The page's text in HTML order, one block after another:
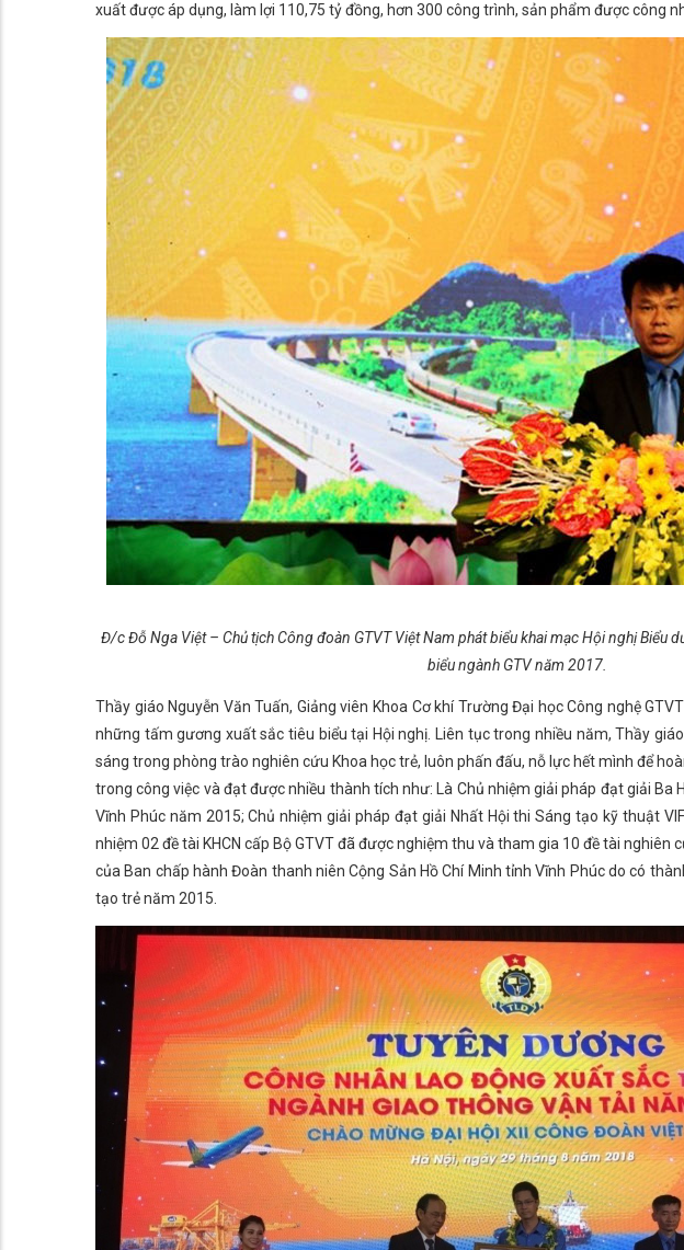
xuất được áp dụng, làm lợi 110,75 tỷ đồng, hơn 300 công trình, sản phẩm được công
Đ/c Đỗ Nga Việt – Chủ tịch Công đoàn GTVT Việt Nam phát biểu khai mạc Hội nghị Biểu
biểu ngành GTV năm 2017.
Thầy giáo Nguyễn Văn Tuấn, Giảng viên Khoa Cơ khí Trường Đại học Công nghệ
những tấm gương xuất sắc tiêu biểu tại Hội nghị. Liên tục trong nhiều năm, Thầy
sáng trong phòng trào nghiên cứu Khoa học trẻ, luôn phấn đấu, nỗ lực hết mình để
trong công việc và đạt được nhiều thành tích như: Là Chủ nhiệm giải pháp đạt giải Ba
Vĩnh Phúc năm 2015; Chủ nhiệm giải pháp đạt giải Nhất Hội thi Sáng tạo kỹ thuật
nhiệm 02 đề tài KHCN cấp Bộ GTVT đã được nghiệm thu và tham gia 10 đề tài nghiên
của Ban chấp hành Đoàn thanh niên Cộng Sản Hồ Chí Minh tỉnh Vĩnh Phúc do có
tạo trẻ năm 2015.